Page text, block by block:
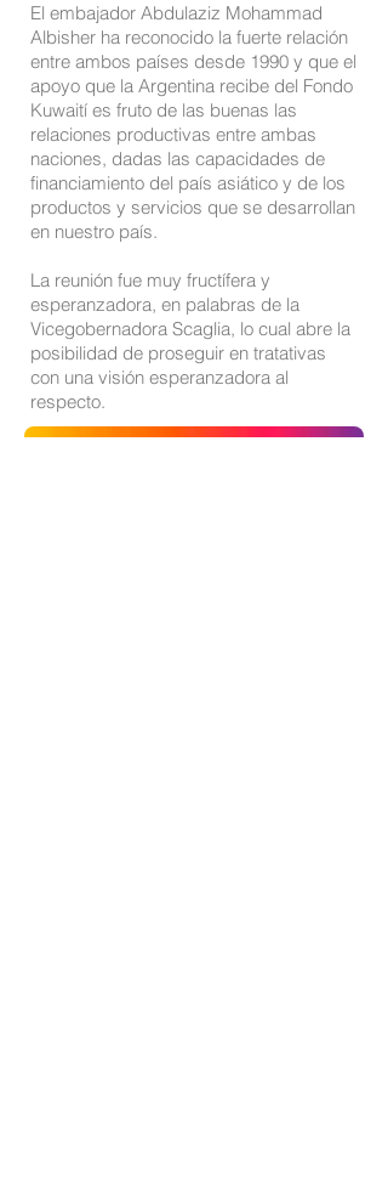
El embajador Abdulaziz Mohammad
Albisher ha reconocido la fuerte relación
entre ambos países desde 1990 y que el
apoyo que la Argentina recibe del Fondo
Kuwaití es fruto de las buenas las
relaciones productivas entre ambas
naciones, dadas las capacidades de
financiamiento del país asiático y de los
productos y servicios que se desarrollan
en nuestro país.
La reunión fue muy fructífera y
esperanzadora, en palabras de la
Vicegobernadora Scaglia, lo cual abre la
posibilidad de proseguir en tratativas
con una visión esperanzadora al
respecto.